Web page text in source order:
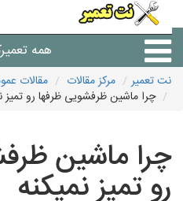
همه
شرکت های
نت تعمیر مرکز مقالات مقالات
چرا ماشین ظرفشویی ظرفها رو تمیز
چرا ماشین
رو تمیز نمیکنه